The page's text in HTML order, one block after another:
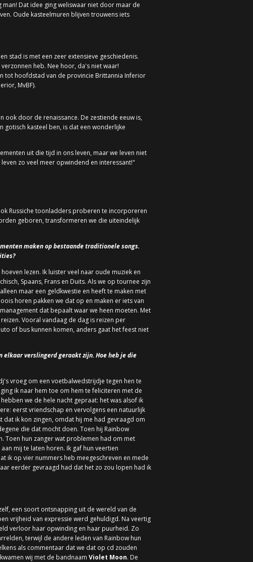
Dat idee ging weliswaar niet door maar de
Oude kasteelmuren blijven trouwens iets
stad is met een zeer extensieve geschiedenis.
heb. Nee hoor, da's niet waar!
tot hoofdstad van de provincie Brittannia Inferior
MvBF).
door de renaissance. De zestiende eeuw is,
gotisch kasteel ben, is dat een wonderlijke
uit die tijd in ons leven, maar we leven niet
zo veel meer opwindend en interessant!"
Russiche toonladders proberen te incorporeren
geboren, transformeren we die uiteindelijk
maken op bestaande traditionele songs.
lezen. Ik luister veel naar oude muziek en
Spaans, Frans en Duits. Als we op tournee zijn
maar een geldkwestie en heeft te maken met
horen pakken we dat op en maken er iets van
dat bepaalt waar we heen moeten. Met
Vooral vandaag de dag is reizen per
of bus kunnen komen, anders gaat het feest niet
elkaar verslingerd geraakt zijn. Hoe heb je die
vroeg om een voetbalwedstrijdje tegen hen te
ik naar hem toe om hem te feliciteren met de
we de hele nacht gepraat: het was alsof ik
eerst vriendschap en vervolgens een natuurlijk
ik kon zingen, omdat hij me had gevraagd om
die dat mocht doen. Toen hij Rainbow
Toen hun zanger wat problemen had om met
mij te laten horen. Ik gaf hun veertien
ik op vier nummers heb meegeschreven en mede
eerder gevraagd had dat het zo zou lopen had ik
een soort ontsnapping uit de wereld van de
vrijheid van expressie werd gehuldigd. Na veertig
verloor haar opwinding en haar puurheid. Zo
terwijl de andere leden van Rainbow hun
als commentaar dat we dat op cd zouden
wij met de bandnaam Violet Moon. De